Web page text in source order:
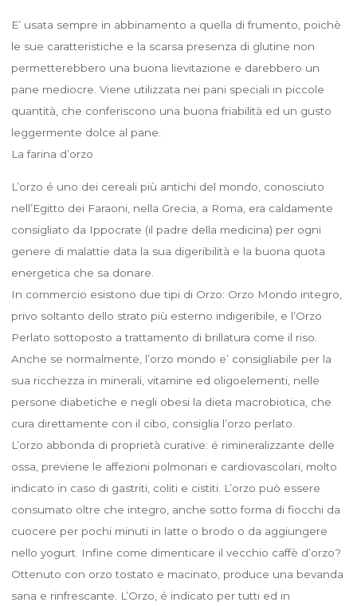
E’ usata sempre in abbinamento a quella di frumento, poichè
le sue caratteristiche e la scarsa presenza di glutine non
permetterebbero una buona lievitazione e darebbero un
pane mediocre. Viene utilizzata nei pani speciali in piccole
quantità, che conferiscono una buona friabilità ed un gusto
leggermente dolce al pane.
La farina d’orzo
L’orzo é uno dei cereali più antichi del mondo, conosciuto
nell’Egitto dei Faraoni, nella Grecia, a Roma, era caldamente
consigliato da Ippocrate (il padre della medicina) per ogni
genere di malattie data la sua digeribilità e la buona quota
energetica che sa donare.
In commercio esistono due tipi di Orzo: Orzo Mondo integro,
privo soltanto dello strato più esterno indigeribile, e l’Orzo
Perlato sottoposto a trattamento di brillatura come il riso.
Anche se normalmente, l’orzo mondo e’ consigliabile per la
sua ricchezza in minerali, vitamine ed oligoelementi, nelle
persone diabetiche e negli obesi la dieta macrobiotica, che
cura direttamente con il cibo, consiglia l’orzo perlato.
L’orzo abbonda di proprietà curative: é rimineralizzante delle
ossa, previene le affezioni polmonari e cardiovascolari, molto
indicato in caso di gastriti, coliti e cistiti. L’orzo può essere
consumato oltre che integro, anche sotto forma di fiocchi da
cuocere per pochi minuti in latte o brodo o da aggiungere
nello yogurt. Infine come dimenticare il vecchio caffè d’orzo?
Ottenuto con orzo tostato e macinato, produce una bevanda
sana e rinfrescante. L’Orzo, é indicato per tutti ed in